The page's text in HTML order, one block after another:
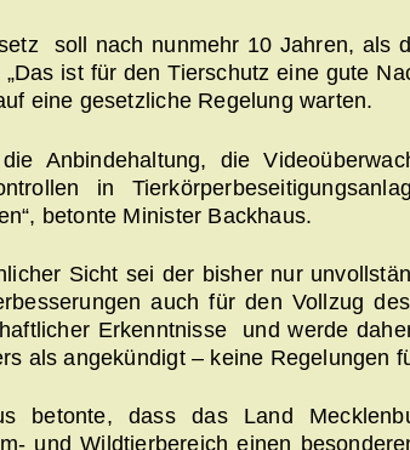
soll nach nunmehr 10 Jahren, als
ist für den Tierschutz eine gute
eine gesetzliche Regelung warten.
Anbindehaltung, die
in
betonte Minister Backhaus.
Sicht sei der bisher nur
auch für den Vollzug
Erkenntnisse und werde
als angekündigt – keine Regelungen
betonte, dass das Land
und Wildtierbereich einen